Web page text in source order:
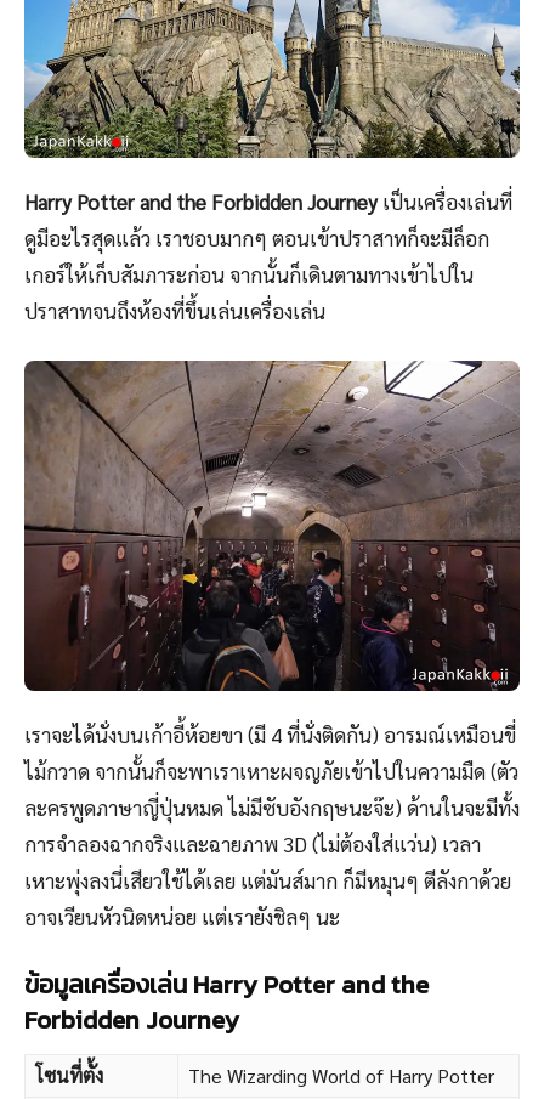
Harry Potter and the Forbidden Journeyเป็นเครื่องเล่นที่
ดูมีอะไรสุดแล้ว เราชอบมากๆ ตอนเข้าปราสาทก็จะมีล็อก
เกอร์ให้เก็บสัมภาระก่อน จากนั้นก็เดินตามทางเข้าไปใน
ปราสาทจนถึงห้องที่ขึ้นเล่นเครื่องเล่น
เราจะได้นั่งบนเก้าอี้ห้อยขา (มี 4 ที่นั่งติดกัน) อารมณ์เหมือนขี่
ไม้กวาด จากนั้นก็จะพาเราเหาะผจญภัยเข้าไปในความมืด (ตัว
ละครพูดภาษาญี่ปุ่นหมด ไม่มีซับอังกฤษนะจ๊ะ) ด้านในจะมีทั้ง
การจำลองฉากจริงและฉายภาพ 3D (ไม่ต้องใส่แว่น) เวลา
เหาะพุ่งลงนี่เสียวใช้ได้เลย แต่มันส์มาก ก็มีหมุนๆ ตีลังกาด้วย
อาจเวียนหัวนิดหน่อย แต่เรายังชิลๆ นะ
ข้อมูลเครื่องเล่น Harry Potter and the
Forbidden Journey
โซนที่ตั้ง
The Wizarding World of Harry Potter